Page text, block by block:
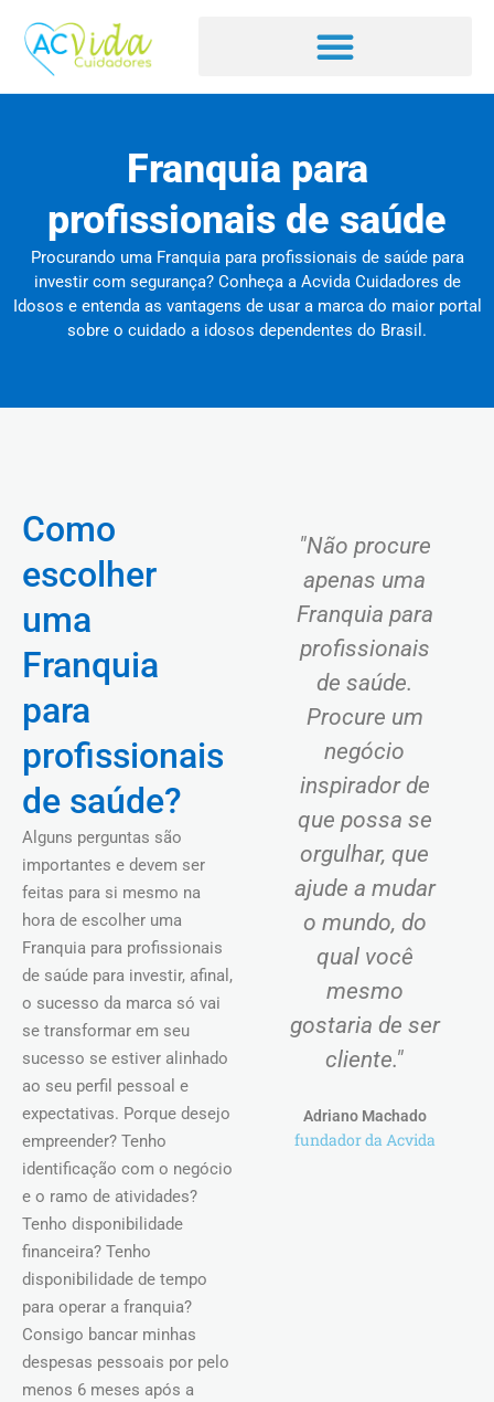
Franquia para
profissionais de saúde
Procurando uma Franquia para profissionais de saúde para
investir com segurança? Conheça a Acvida Cuidadores de
Idosos e entenda as vantagens de usar a marca do maior portal
sobre o cuidado a idosos dependentes do Brasil.
Como
escolher
uma
Franquia
para
profissionais
de saúde?
Alguns perguntas são
importantes e devem ser
feitas para si mesmo na
hora de escolher uma
Franquia para profissionais
de saúde para investir, afinal,
o sucesso da marca só vai
se transformar em seu
sucesso se estiver alinhado
ao seu perfil pessoal e
expectativas. Porque desejo
empreender? Tenho
identificação com o negócio
e o ramo de atividades?
Tenho disponibilidade
financeira? Tenho
disponibilidade de tempo
para operar a franquia?
Consigo bancar minhas
despesas pessoais por pelo
menos 6 meses após a
"Não procure
apenas uma
Franquia para
profissionais
de saúde.
Procure um
negócio
inspirador de
que possa se
orgulhar, que
ajude a mudar
o mundo, do
qual você
mesmo
gostaria de ser
cliente."
Adriano Machado
fundador da Acvida